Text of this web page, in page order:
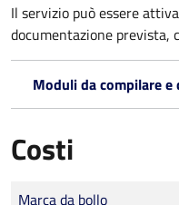
Il servizio può essere
documentazione prevista,
Moduli da compilare
Costi
Tipo di pagamento
Importo
Marca da bollo